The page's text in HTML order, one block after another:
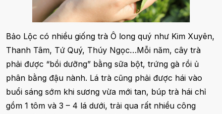
Bảo Lộc có nhiều giống trà Ô long quý như Kim Xuyên,
Thanh Tâm, Tứ Quý, Thúy Ngọc…Mỗi năm, cây trà
phải được “bồi dưỡng” bằng sữa bột, trứng gà rồi ủ
phân bằng đậu nành. Lá trà cũng phải được hái vào
buổi sáng sớm khi sương vừa mới tan, búp trà hái chỉ
gồm 1 tôm và 3 – 4 lá dưới, trải qua rất nhiều công